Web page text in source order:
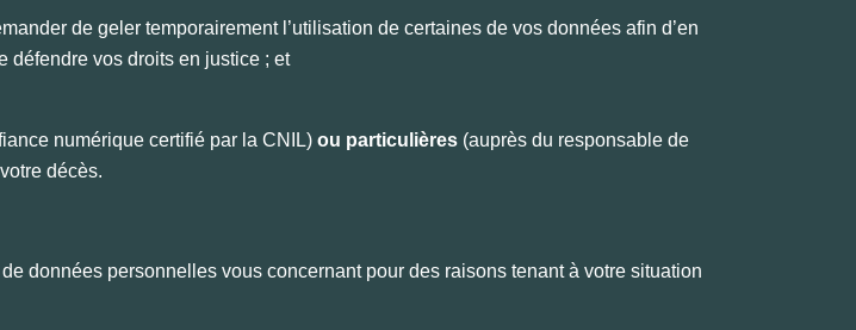
de geler temporairement l’utilisation de certaines de vos données afin d’en
défendre vos droits en justice ; et
numérique certifié par la CNIL) ou particulières (auprès du responsable de
décès.
données personnelles vous concernant pour des raisons tenant à votre situation